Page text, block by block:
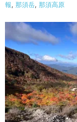
報, 那須岳, 那須高原